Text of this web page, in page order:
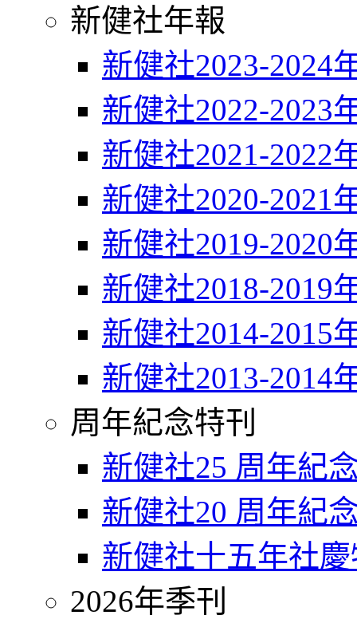
新健社年報
新健社2023-2024
新健社2022-2023
新健社2021-2022
新健社2020-2021
新健社2019-2020
新健社2018-2019
新健社2014-2015
新健社2013-2014
周年紀念特刊
新健社25 周年紀
新健社20 周年紀
新健社十五年社
2026年季刊